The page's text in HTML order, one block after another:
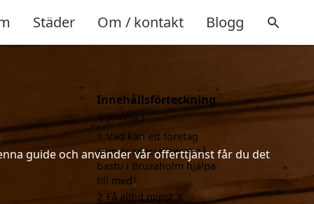
Städer Om / kontakt Blogg
guide och använder vår offerttjänst får du det
Innehållsförteckning
gömma
1 Vad kan ett företag
som är specialiserat på
bastu i Bruzaholm hjälpa
till med?
2 Få alltid minst 3